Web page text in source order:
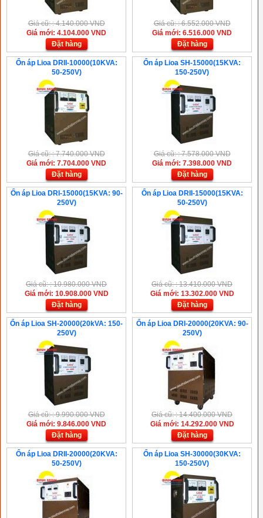
Giá cũ: : 4.140.000 VND
Giá mới: 4.104.000 VND
Đặt hàng
Giá cũ: : 6.552.000 VND
Giá mới: 6.516.000 VND
Đặt hàng
Ổn áp Lioa DRII-10000(10KVA:
50-250V)
Giá cũ: : 7.740.000 VND
Giá mới: 7.704.000 VND
Đặt hàng
Ổn áp Lioa SH-15000(15KVA:
150-250V)
Giá cũ: : 7.578.000 VND
Giá mới: 7.398.000 VND
Đặt hàng
Ổn áp Lioa DRI-15000(15KVA: 90-
250V)
Giá cũ: : 10.980.000 VND
Giá mới: 10.908.000 VND
Đặt hàng
Ổn áp Lioa DRII-15000(15KVA:
50-250V)
Giá cũ: : 13.410.000 VND
Giá mới: 13.302.000 VND
Đặt hàng
Ổn áp Lioa SH-20000(20kVA: 150-
250V)
Giá cũ: : 9.990.000 VND
Giá mới: 9.846.000 VND
Đặt hàng
Ổn áp Lioa DRI-20000(20KVA: 90-
250V)
Giá cũ: : 14.400.000 VND
Giá mới: 14.292.000 VND
Đặt hàng
Ổn áp Lioa DRII-20000(20KVA:
50-250V)
Ổn áp Lioa SH-30000(30KVA:
150-250V)